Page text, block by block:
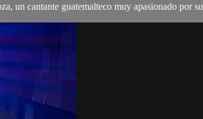
un cantante guatemalteco muy apasionado por